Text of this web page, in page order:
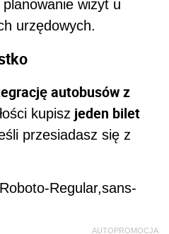
wizyt u
urzędowych.
autobusów z
kupisz jeden bilet
przesiadasz się z
Regular,sans-
AUTOPROMOCJA